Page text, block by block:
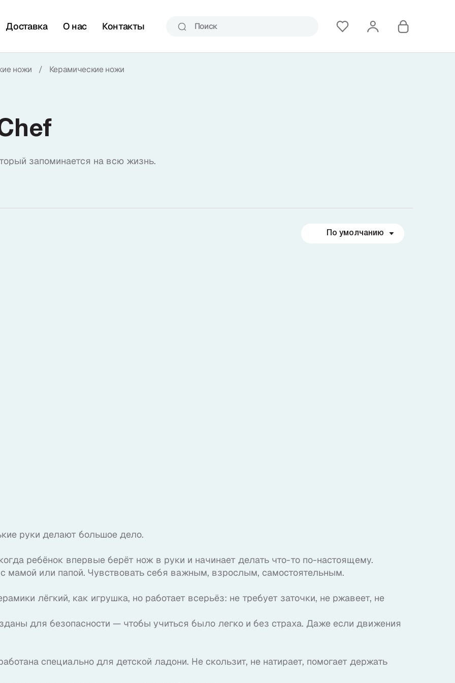
Доставка О нас Контакты
ножи / Керамические ножи
запоминается на всю жизнь.
По умолчанию
руки делают большое дело.
ребёнок впервые берёт нож в руки и начинает делать что-то по-настоящему.
мамой или папой. Чувствовать себя важным, взрослым, самостоятельным.
лёгкий, как игрушка, но работает всерьёз: не требует заточки, не ржавеет, не
для безопасности — чтобы учиться было легко и без страха. Даже если движения
специально для детской ладони. Не скользит, не натирает, помогает держать